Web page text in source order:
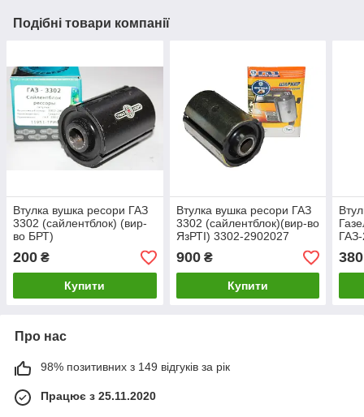
Подібні товари компанії
Втулка вушка ресори ГАЗ
3302 (сайлентблок) (вир-
во БРТ)
200 ₴
Купити
Втулка вушка ресори ГАЗ
3302 (сайлентблок)(вир-во
ЯзРТІ) 3302-2902027
900₴
Купити
во
380
Про нас
98% позитивних з 149 відгуків за рік
Працює з 25.11.2020